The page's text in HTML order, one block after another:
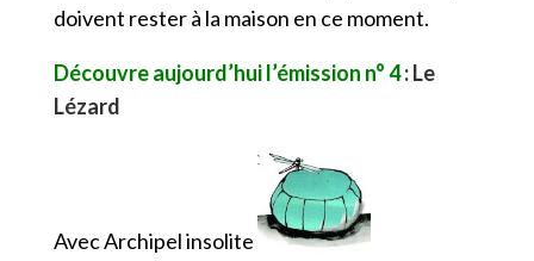
doivent rester à la maison en ce moment.
Découvre aujourd’hui l’émission n° 4: Le
Lézard
Avec Archipel insolite